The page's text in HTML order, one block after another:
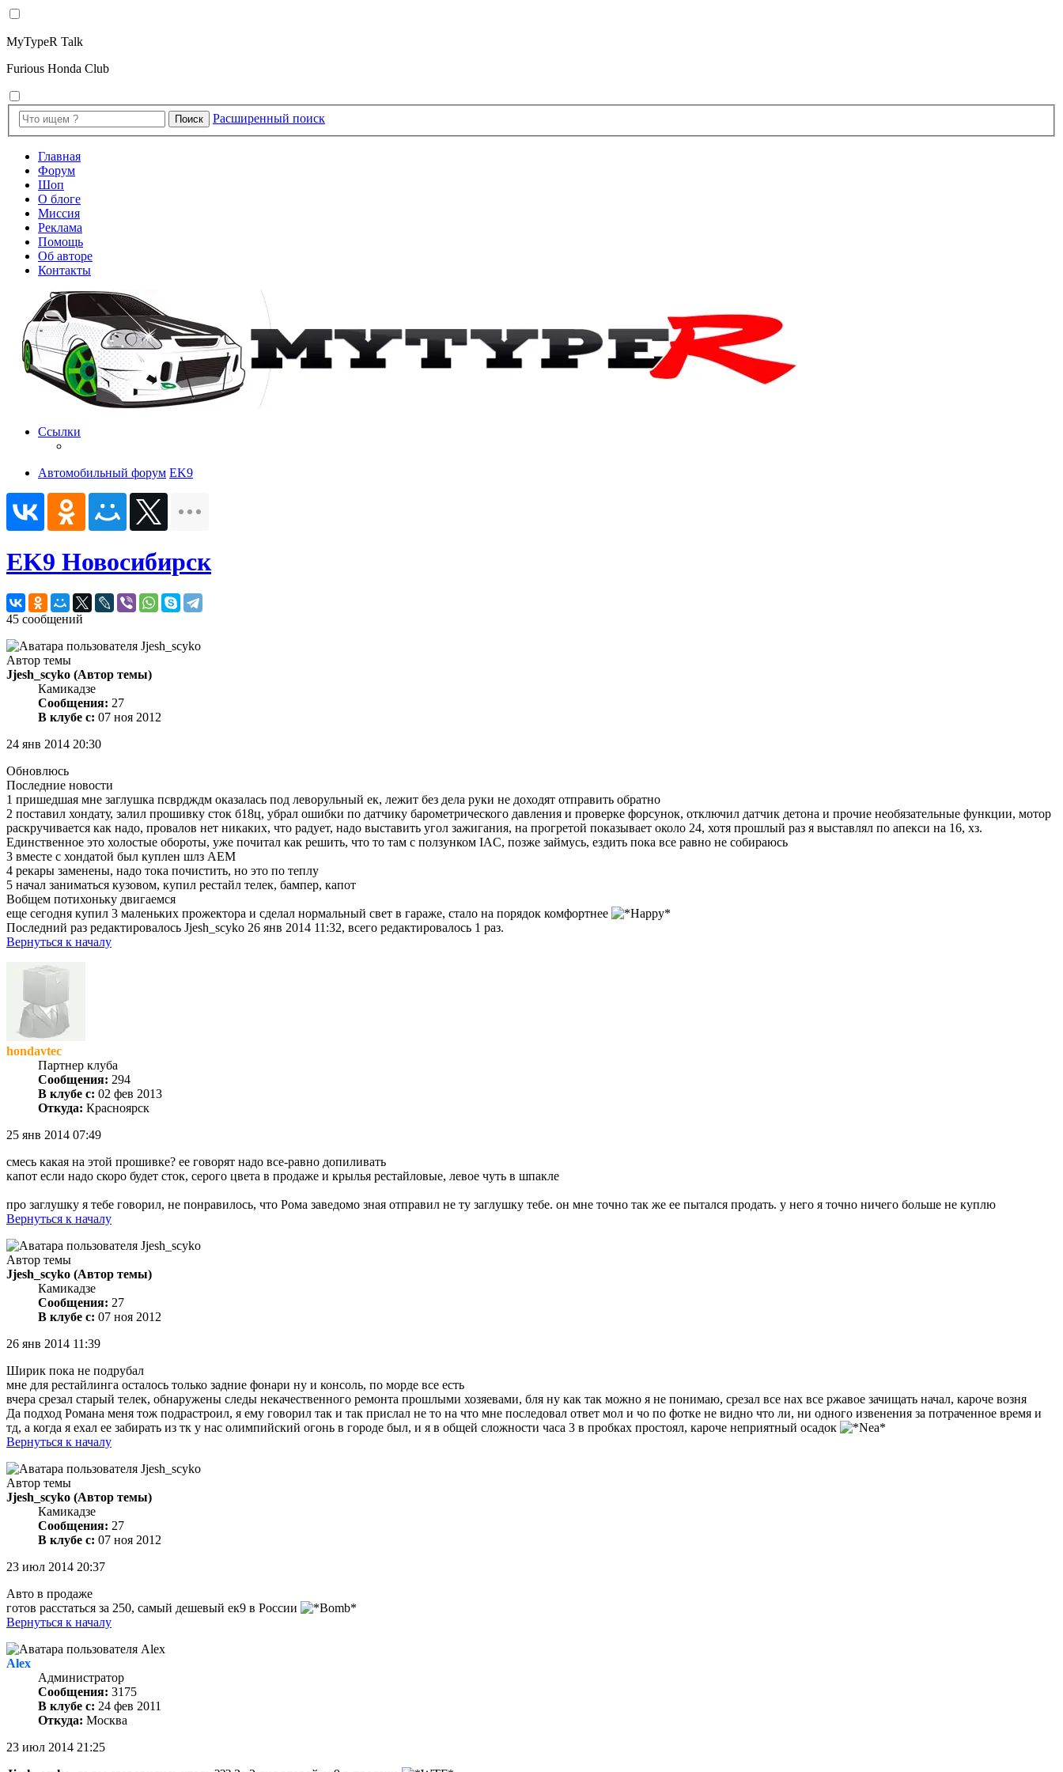
MyTypeR Talk
Furious Honda Club
Поиск Расширенный поиск
Главная
Форум
Шоп
О блоге
Миссия
Реклама
Помощь
Об авторе
Контакты
Ссылки
Автомобильный форум EK9
EK9 Новосибирск
45 сообщений
Автор темы
Jjesh_scyko (Автор темы)
Камикадзе
Сообщения: 27
В клубе с: 07 ноя 2012
24 янв 2014 20:30
Обновлюсь
Последние новости
1 пришедшая мне заглушка псврдждм оказалась под леворульный ек, лежит без дела руки не доходят отправить обратно
2 поставил хондату, залил прошивку сток б18ц, убрал ошибки по датчику барометрического давления и проверке форсунок, отключил датчик детона и прочие необязательные функции, мотор
раскручивается как надо, провалов нет никаких, что радует, надо выставить угол зажигания, на прогретой показывает около 24, хотя прошлый раз я выставлял по апекси на 16, хз.
Единственное это холостые обороты, уже почитал как решить, что то там с ползунком IAC, позже займусь, ездить пока все равно не собираюсь
3 вместе с хондатой был куплен шлз АЕМ
4 рекары заменены, надо тока почистить, но это по теплу
5 начал заниматься кузовом, купил рестайл телек, бампер, капот
Вобщем потихоньку двигаемся
еще сегодня купил 3 маленьких прожектора и сделал нормальный свет в гараже, стало на порядок комфортнее
Последний раз редактировалось Jjesh_scyko 26 янв 2014 11:32, всего редактировалось 1 раз.
Вернуться к началу
hondavtec
Партнер клуба
Сообщения: 294
В клубе с: 02 фев 2013
Откуда: Красноярск
25 янв 2014 07:49
смесь какая на этой прошивке? ее говорят надо все-равно допиливать
капот если надо скоро будет сток, серого цвета в продаже и крылья рестайловые, левое чуть в шпакле
про заглушку я тебе говорил, не понравилось, что Рома заведомо зная отправил не ту заглушку тебе. он мне точно так же ее пытался продать. у него я точно ничего больше не куплю
Вернуться к началу
Автор темы
Jjesh_scyko (Автор темы)
Камикадзе
Сообщения: 27
В клубе с: 07 ноя 2012
26 янв 2014 11:39
Ширик пока не подрубал
мне для рестайлинга осталось только задние фонари ну и консоль, по морде все есть
вчера срезал старый телек, обнаружены следы некачественного ремонта прошлыми хозяевами, бля ну как так можно я не понимаю, срезал все нах все ржавое зачищать начал, кароче возня
Да подход Романа меня тож подрастроил, я ему говорил так и так прислал не то на что мне последовал ответ мол и чо по фотке не видно что ли, ни одного извенения за потраченное время и
тд, а когда я ехал ее забирать из тк у нас олимпийский огонь в городе был, и я в общей сложности часа 3 в пробках простоял, кароче неприятный осадок
Вернуться к началу
Автор темы
Jjesh_scyko (Автор темы)
Камикадзе
Сообщения: 27
В клубе с: 07 ноя 2012
23 июл 2014 20:37
Авто в продаже
готов расстаться за 250, самый дешевый ек9 в России
Вернуться к началу
Alex
Администратор
Сообщения: 3175
В клубе с: 24 фев 2011
Откуда: Москва
23 июл 2014 21:25